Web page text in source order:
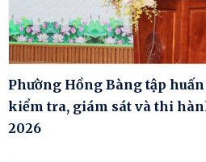
Phường Hồng Bàng tập
kiểm tra, giám sát và thi
2026